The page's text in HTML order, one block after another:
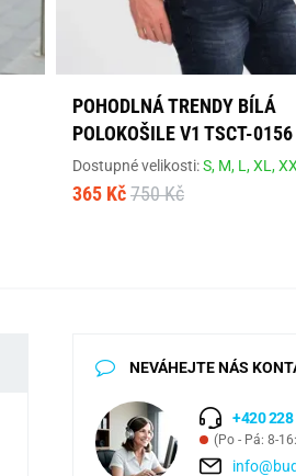
POHODLNÁ TRENDY BÍLÁ
POLOKOŠILE V1 TSCT-0156
Dostupné velikosti:S, M, L,XL,
365 Kč 750 Kč
NEVÁHEJTE NÁS
+420 228
(Po - Pá: 8-